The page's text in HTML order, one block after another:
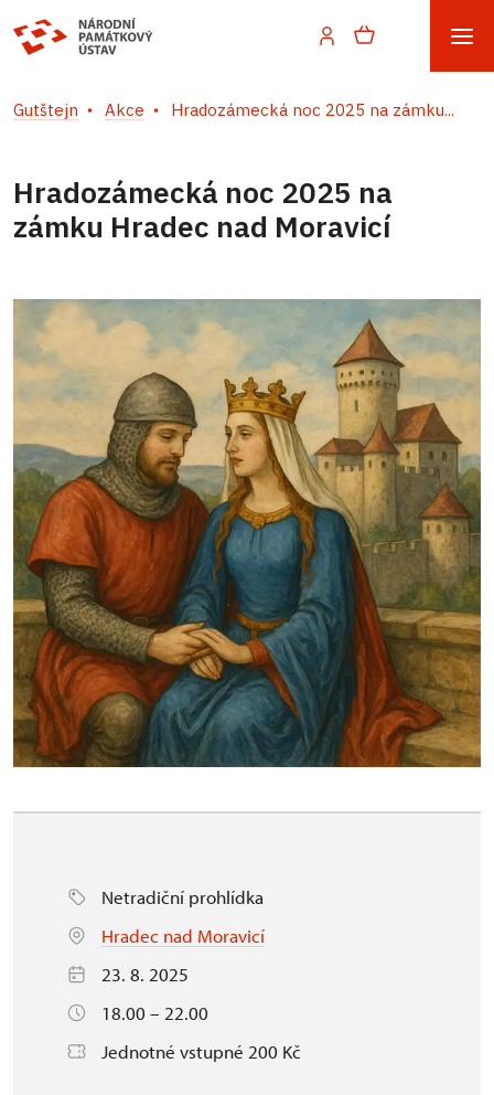
Gutštejn Akce Hradozámecká noc 2025 na zámku...
Hradozámecká noc 2025 na
zámku Hradec nad Moravicí
Netradiční prohlídka
Hradec nad Moravicí
23. 8. 2025
18.00 – 22.00
Jednotné vstupné 200 Kč